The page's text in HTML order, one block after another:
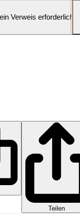
Verweis erforderlich
Teilen